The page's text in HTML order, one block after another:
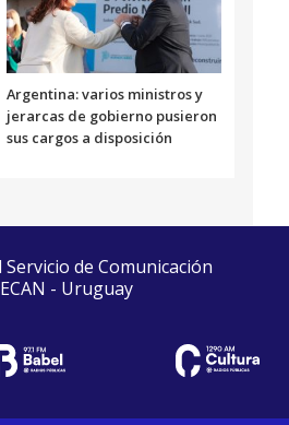
Argentina: varios ministros y
jerarcas de gobierno pusieron
sus cargos a disposición
de Comunicación
- Uruguay